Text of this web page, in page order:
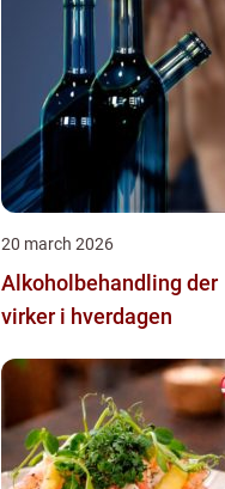
20 march 2026
Alkoholbehandling der
virker i hverdagen